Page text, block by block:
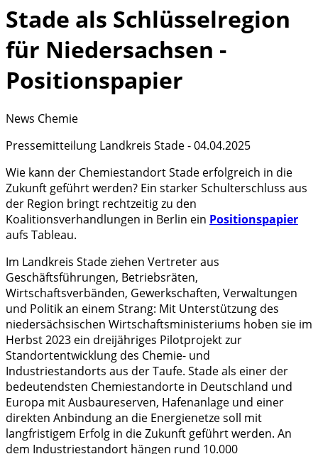
Stade als Schlüsselregion
für Niedersachsen -
Positionspapier
News Chemie
Pressemitteilung Landkreis Stade - 04.04.2025
Wie kann der Chemiestandort Stade erfolgreich in die
Zukunft geführt werden? Ein starker Schulterschluss aus
der Region bringt rechtzeitig zu den
Koalitionsverhandlungen in Berlin ein Positionspapier
aufs Tableau.
Im Landkreis Stade ziehen Vertreter aus
Geschäftsführungen, Betriebsräten,
Wirtschaftsverbänden, Gewerkschaften, Verwaltungen
und Politik an einem Strang: Mit Unterstützung des
niedersächsischen Wirtschaftsministeriums hoben sie im
Herbst 2023 ein dreijähriges Pilotprojekt zur
Standortentwicklung des Chemie- und
Industriestandorts aus der Taufe. Stade als einer der
bedeutendsten Chemiestandorte in Deutschland und
Europa mit Ausbaureserven, Hafenanlage und einer
direkten Anbindung an die Energienetze soll mit
langfristigem Erfolg in die Zukunft geführt werden. An
dem Industriestandort hängen rund 10.000